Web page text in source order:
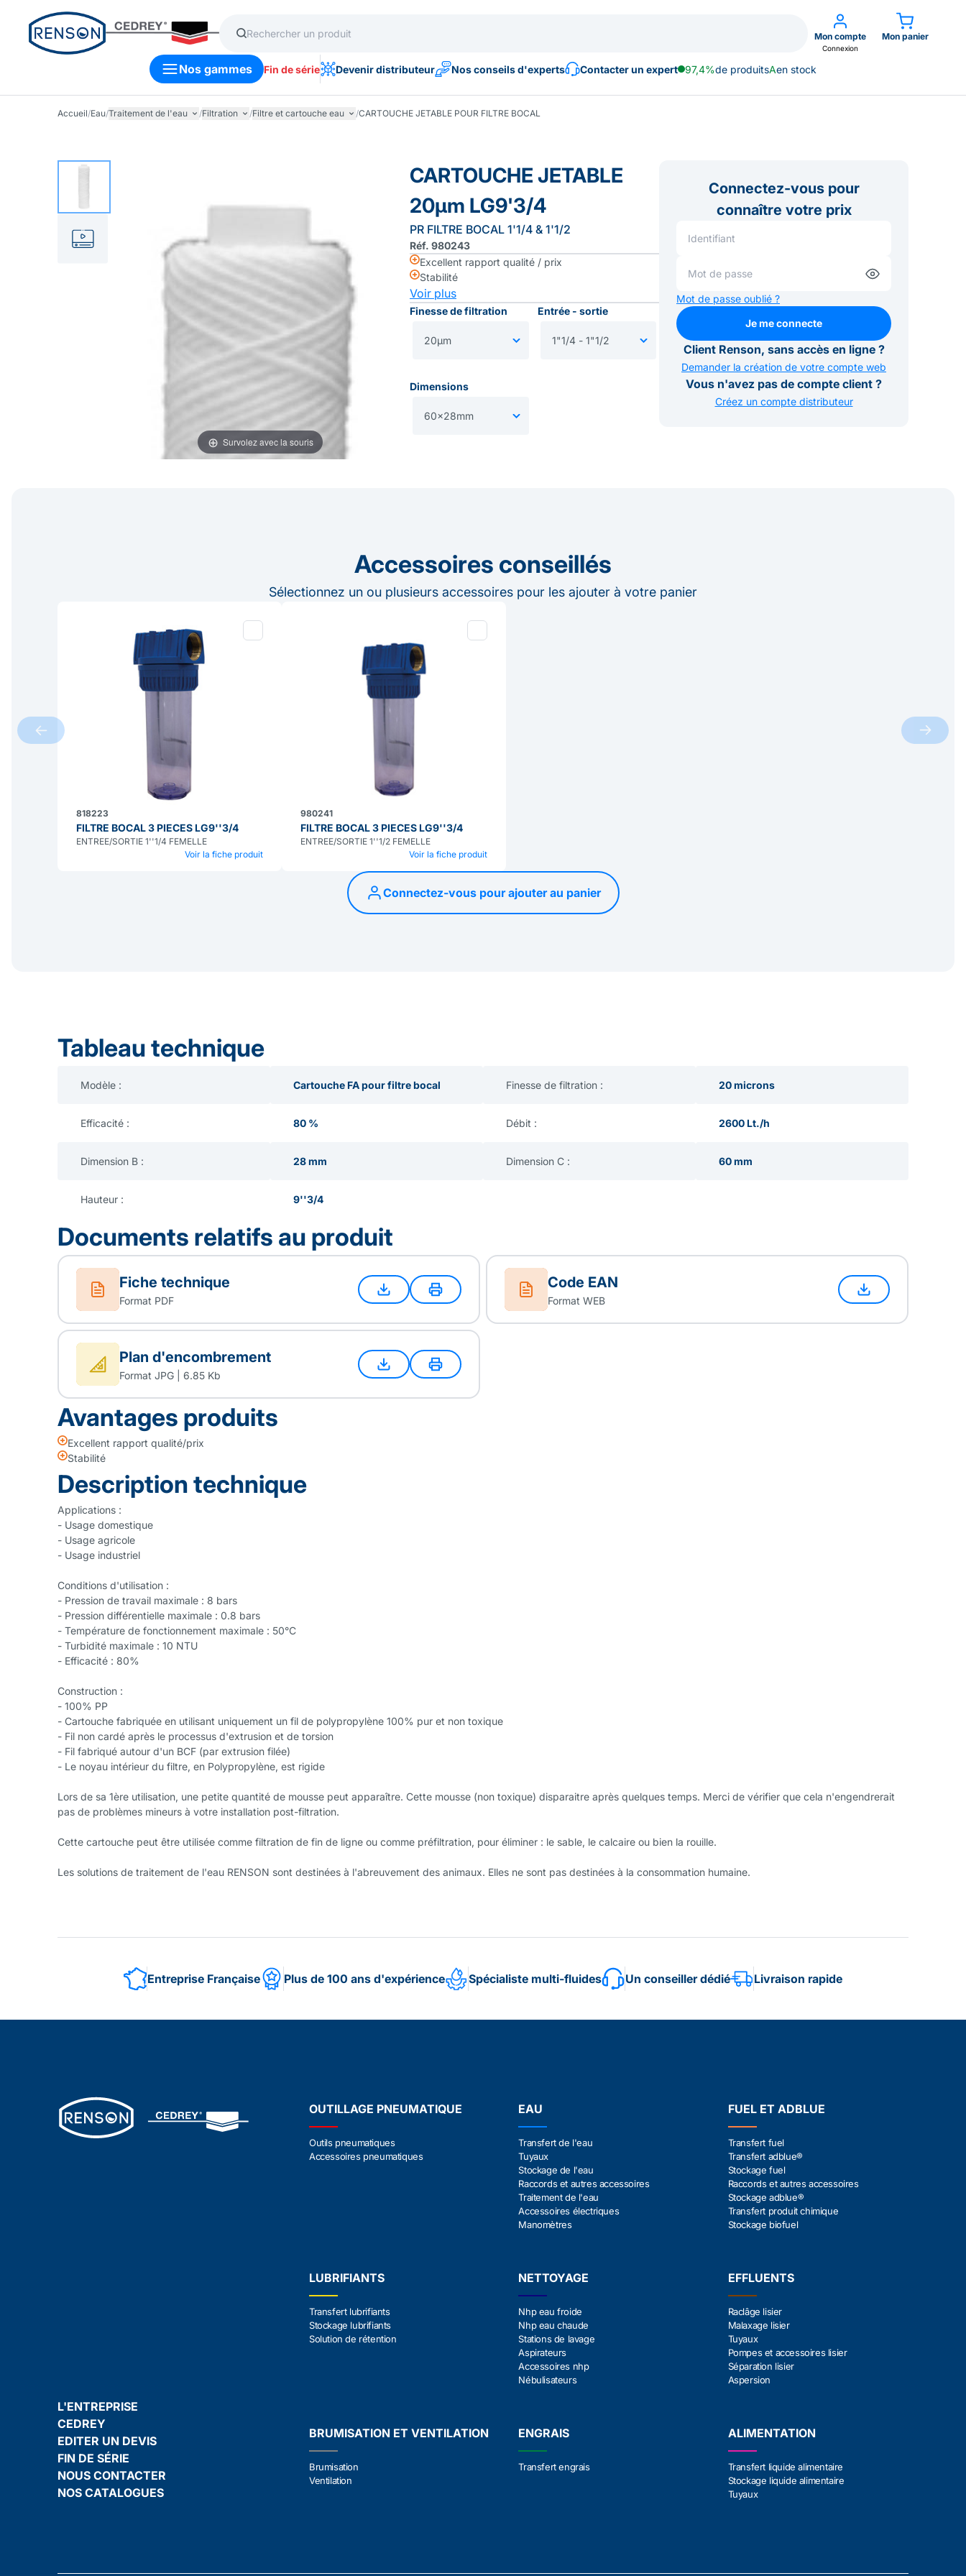
Mon compte
Connexion
Mon panier
Nos gammes Fin de série Devenir distributeur Nos conseils d'experts Contacter un expert 97,4%de produitsAen stock
Accueil/Eau/Traitement de l'eau /Filtration /Filtre et cartouche eau /CARTOUCHE JETABLE POUR FILTRE BOCAL
Survolez avec la souris
CARTOUCHE JETABLE
20µm LG9'3/4
PR FILTRE BOCAL 1'1/4 & 1'1/2
Réf. 980243
Excellent rapport qualité / prix
Stabilité
Voir plus
Finesse de filtration Entrée - sortie
Dimensions
Connectez-vous pour
connaître votre prix
Mot de passe oublié ?
Je me connecte
Client Renson, sans accès en ligne ?
Demander la création de votre compte web
Vous n'avez pas de compte client ?
Créez un compte distributeur
Accessoires conseillés
Sélectionnez un ou plusieurs accessoires pour les ajouter à votre panier
818223
FILTRE BOCAL 3 PIECES LG9''3/4
ENTREE/SORTIE 1''1/4 FEMELLE
Voir la fiche produit
980241
FILTRE BOCAL 3 PIECES LG9''3/4
ENTREE/SORTIE 1''1/2 FEMELLE
Voir la fiche produit
Connectez-vous pour ajouter au panier
Tableau technique
Modèle : Cartouche FA pour filtre bocal Finesse de filtration : 20 microns
Efficacité : 80 % Débit : 2600 Lt./h
Dimension B : 28 mm Dimension C : 60 mm
Hauteur : 9''3/4
Documents relatifs au produit
Fiche technique
Format PDF
Code EAN
Format WEB
Plan d'encombrement
Format JPG | 6.85 Kb
Avantages produits
Excellent rapport qualité/prix
Stabilité
Description technique
Applications :
- Usage domestique
- Usage agricole
- Usage industriel
Conditions d'utilisation :
- Pression de travail maximale : 8 bars
- Pression différentielle maximale : 0.8 bars
- Température de fonctionnement maximale : 50°C
- Turbidité maximale : 10 NTU
- Efficacité : 80%
Construction :
- 100% PP
- Cartouche fabriquée en utilisant uniquement un fil de polypropylène 100% pur et non toxique
- Fil non cardé après le processus d'extrusion et de torsion
- Fil fabriqué autour d'un BCF (par extrusion filée)
- Le noyau intérieur du filtre, en Polypropylène, est rigide
Lors de sa 1ère utilisation, une petite quantité de mousse peut apparaître. Cette mousse (non toxique) disparaitre après quelques temps. Merci de vérifier que cela n'engendrerait
pas de problèmes mineurs à votre installation post-filtration.
Cette cartouche peut être utilisée comme filtration de fin de ligne ou comme préfiltration, pour éliminer : le sable, le calcaire ou bien la rouille.
Les solutions de traitement de l'eau RENSON sont destinées à l'abreuvement des animaux. Elles ne sont pas destinées à la consommation humaine.
Entreprise Française Plus de 100 ans d'expérience Spécialiste multi-fluides Un conseiller dédié Livraison rapide
L'ENTREPRISE
CEDREY
EDITER UN DEVIS
FIN DE SÉRIE
NOUS CONTACTER
NOS CATALOGUES
OUTILLAGE PNEUMATIQUE
Outils pneumatiques
Accessoires pneumatiques
EAU
Transfert de l'eau
Tuyaux
Stockage de l'eau
Raccords et autres accessoires
Traitement de l'eau
Accessoires électriques
Manomètres
FUEL ET ADBLUE
Transfert fuel
Transfert adblue®
Stockage fuel
Raccords et autres accessoires
Stockage adblue®
Transfert produit chimique
Stockage biofuel
LUBRIFIANTS
Transfert lubrifiants
Stockage lubrifiants
Solution de rétention
NETTOYAGE
Nhp eau froide
Nhp eau chaude
Stations de lavage
Aspirateurs
Accessoires nhp
Nébulisateurs
EFFLUENTS
Raclâge lisier
Malaxage lisier
Tuyaux
Pompes et accessoires lisier
Séparation lisier
Aspersion
BRUMISATION ET VENTILATION
Brumisation
Ventilation
ENGRAIS
Transfert engrais
ALIMENTATION
Transfert liquide alimentaire
Stockage liquide alimentaire
Tuyaux